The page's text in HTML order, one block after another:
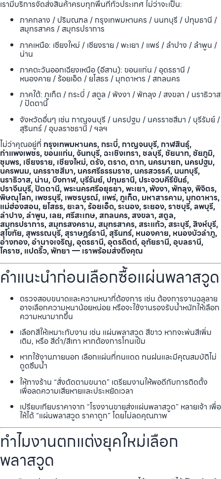
เรามีบริการจัดส่งสินค้าครบทุกพื้นที่ทั่วประเทศ ไม่ว่าจะเป็น:
ภาคกลาง / ปริมณฑล / กรุงเทพมหานคร / นนทบุรี / ปทุมธานี /
สมุทรสาคร / สมุทรปราการ
ภาคเหนือ: เชียงใหม่ / เชียงราย / พะเยา / แพร่ / ลำปาง / ลำพูน /
น่าน
ภาคตะวันออกเฉียงเหนือ (อีสาน): ขอนแก่น / อุดรธานี /
หนองคาย / ร้อยเอ็ด / ยโสธร / มุกดาหาร / สกลนคร
ภาคใต้: ภูเก็ต / กระบี่ / สตูล / พังงา / พัทลุง / สงขลา / นราธิวาส
/ ปัตตานี
จังหวัดอื่นๆ เช่น กาญจนบุรี / นครปฐม / นครราชสีมา / บุรีรัมย์ /
สุรินทร์ / อุบลราชธานี / ฯลฯ
ไม่ว่าคุณอยู่ที่ กรุงเทพมหานคร, กระบี่, กาญจนบุรี, กาฬสินธุ์,
กำแพงเพชร, ขอนแก่น, จันทบุรี, ฉะเชิงเทรา, ชลบุรี, ชัยนาท, ชัยภูมิ,
ชุมพร, เชียงราย, เชียงใหม่, ตรัง, ตราด, ตาก, นครนายก, นครปฐม,
นครพนม, นครราชสีมา, นครศรีธรรมราช, นครสวรรค์, นนทบุรี,
นราธิวาส, น่าน, บึงกาฬ, บุรีรัมย์, ปทุมธานี, ประจวบคีรีขันธ์,
ปราจีนบุรี, ปัตตานี, พระนครศรีอยุธยา, พะเยา, พังงา, พัทลุง, พิจิตร,
พิษณุโลก, เพชรบุรี, เพชรบูรณ์, แพร่, ภูเก็ต, มหาสารคาม, มุกดาหาร,
แม่ฮ่องสอน, ยโสธร, ยะลา, ร้อยเอ็ด, ระนอง, ระยอง, ราชบุรี, ลพบุรี,
ลำปาง, ลำพูน, เลย, ศรีสะเกษ, สกลนคร, สงขลา, สตูล,
สมุทรปราการ, สมุทรสงคราม, สมุทรสาคร, สระแก้ว, สระบุรี, สิงห์บุรี,
สุโขทัย, สุพรรณบุรี, สุราษฎร์ธานี, สุรินทร์, หนองคาย, หนองบัวลำภู,
อ่างทอง, อำนาจเจริญ, อุดรธานี, อุตรดิตถ์, อุทัยธานี, อุบลธานี,
โคราช, แปดริ้ว, พัทยา — เราพร้อมส่งถึงคุณ
คำแนะนำก่อนเลือกซื้อแผ่นพลาสวูด
ตรวจสอบขนาดและความหนาที่ต้องการ เช่น ต้องการงานฉลุลาย
อาจเลือกความหนาน้อยหน่อย หรือจะใช้งานรองรับน้ำหนักให้เลือก
ความหนามากขึ้น
เลือกสีให้เหมาะกับงาน เช่น แผ่นพลาสวูด สีขาว หากจะพ่นสีเพิ่ม
เติม, หรือ สีดำ/สีเทา หากต้องการโทนเข้ม
หากใช้งานภายนอก เลือกแผ่นที่ทนแดด ทนฝนและมีคุณสมบัติไม่
ดูดซึมน้ำ
ให้ทางร้าน “สั่งตัดตามขนาด” เตรียมงานให้พอดีกับการติดตั้ง
เพื่อลดความเสียหายและประหยัดเวลา
เปรียบเทียบราคาจาก “โรงงานขายส่งแผ่นพลาสวูด” หลายเจ้า เพื่อ
ให้ได้ “แผ่นพลาสวูด ราคาถูก” โดยไม่ลดคุณภาพ
ทำไมงานตกแต่งยุคใหม่เลือก
พลาสวูด